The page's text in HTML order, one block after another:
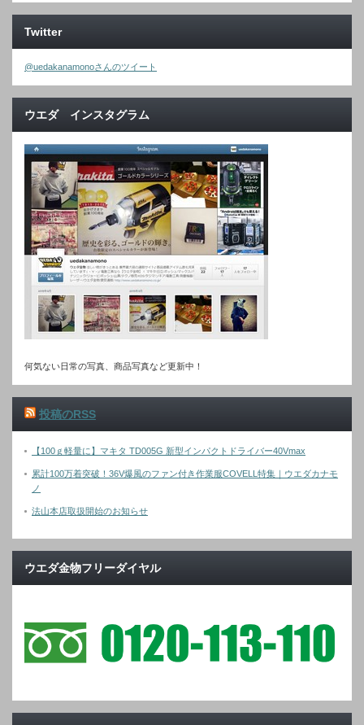
Twitter
@uedakanamonoさんのツイート
ウエダ インスタグラム
何気ない日常の写真、商品写真など更新中！
投稿のRSS
【100ｇ軽量に】マキタ TD005G 新型インパクトドライバー40Vmax
累計100万着突破！36V爆風のファン付き作業服COVELL特集｜ウエダカナモ
ノ
法山本店取扱開始のお知らせ
ウエダ金物フリーダイヤル